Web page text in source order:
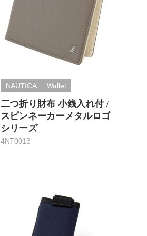
NAUTICA Wallet
二つ折り財布 小銭入れ付 /
スピンネーカーメタルロゴ
シリーズ
4NT0013